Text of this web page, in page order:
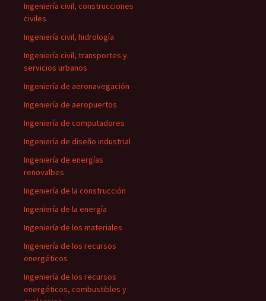
Ingeniería civil, construcciones
civiles
Ingeniería civil, hidrología
Ingeniería civil, transportes y
servicios urbanos
Ingeniería de aeronavegación
Ingeniería de aeropuertos
Ingeniería de computadores
Ingeniería de diseño industrial
Ingeniería de energías
renovalbes
Ingeniería de la construcción
Ingeniería de la energía
Ingeniería de los materiales
Ingeniería de los recursos
energéticos
Ingeniería de los recursos
energéticos, combustibles y